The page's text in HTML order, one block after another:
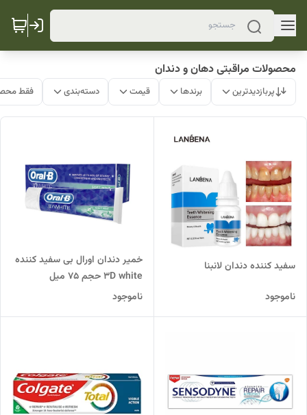
محصولات مراقبتی دهان و دندان
پربازدیدترین برندها قیمت دسته‌بندی فقط
سفید کننده دندان لانبنا
ناموجود
خمیر دندان اورال بی سفید کننده
3D white حجم 75 میل
ناموجود